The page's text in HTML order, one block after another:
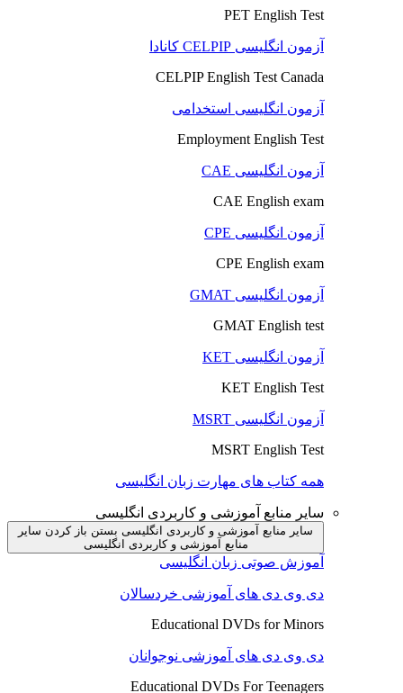
PET English Test
آزمون انگلیسی CELPIP کانادا
CELPIP English Test Canada
آزمون انگلیسی استخدامی
Employment English Test
آزمون انگلیسی CAE
CAE English exam
آزمون انگلیسی CPE
CPE English exam
آزمون انگلیسی GMAT
GMAT English test
آزمون انگلیسی KET
KET English Test
آزمون انگلیسی MSRT
MSRT English Test
همه کتاب های مهارت زبان انگلیسی
سایر منابع آموزشی و کاربردی انگلیسی
سایر منابع آموزشی و کاربردی انگلیسی بستن باز کردن سایر
منابع آموزشی و کاربردی انگلیسی
آموزش صوتی زبان انگلیسی
دی وی دی های آموزشی خردسالان
Educational DVDs for Minors
دی وی دی های آموزشی نوجوانان
Educational DVDs For Teenagers